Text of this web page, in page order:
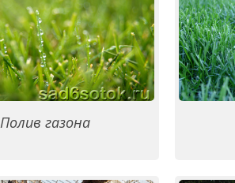
Полив газона